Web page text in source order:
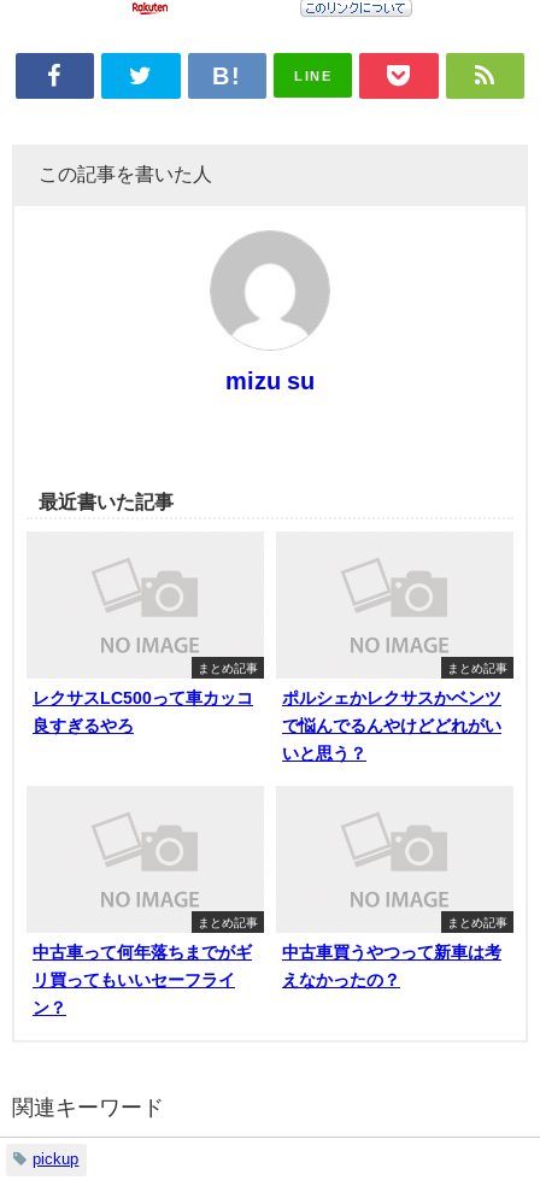
LINE
この記事を書いた人
mizu su
最近書いた記事
まとめ記事
レクサスLC500って車カッコ
良すぎるやろ
まとめ記事
ポルシェかレクサスかベンツ
で悩んでるんやけどどれがい
いと思う？
まとめ記事
中古車って何年落ちまでがギ
リ買ってもいいセーフライ
ン？
まとめ記事
中古車買うやつって新車は考
えなかったの？
関連キーワード
pickup